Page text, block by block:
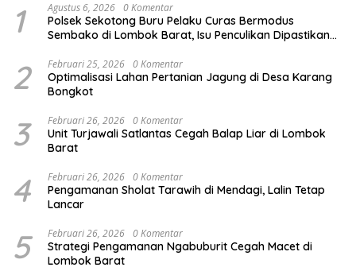
1 Agustus 6, 2026 0 Komentar
Polsek Sekotong Buru Pelaku Curas Bermodus
Sembako di Lombok Barat, Isu Penculikan Dipastikan
2 Februari 25, 2026 0 Komentar
Optimalisasi Lahan Pertanian Jagung di Desa Karang
Bongkot
3 Februari 26, 2026 0 Komentar
Unit Turjawali Satlantas Cegah Balap Liar di Lombok
Barat
4 Februari 26, 2026 0 Komentar
Pengamanan Sholat Tarawih di Mendagi, Lalin Tetap
Lancar
5 Februari 26, 2026 0 Komentar
Strategi Pengamanan Ngabuburit Cegah Macet di
Lombok Barat